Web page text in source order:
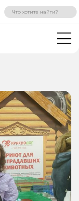
ВХОД РЕГИСТРАЦИЯ